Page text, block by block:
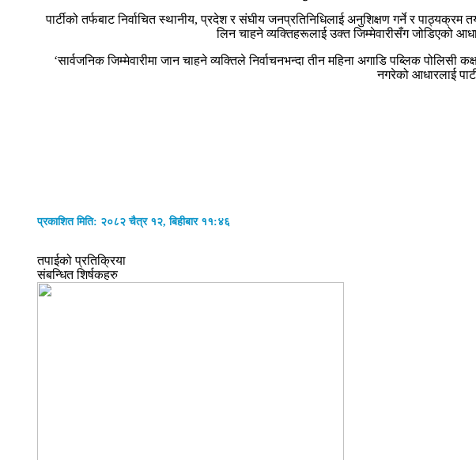
पार्टीको तर्फबाट निर्वाचित स्थानीय, प्रदेश र संघीय जनप्रतिनिधिलाई अनुशिक्षण गर्ने र पाठ्यक्रम
लिन चाहने व्यक्तिहरूलाई उक्त जिम्मेवारीसँग जोडिएको
‘सार्वजनिक जिम्मेवारीमा जान चाहने व्यक्तिले निर्वाचनभन्दा तीन महिना अगाडि पब्लिक
नगरेको आधारलाई
प्रकाशित मिति: २०८२ चैत्र १२, बिहीबार ११:४६
तपाईको प्रतिक्रिया
संबन्धित शिर्षकहरु